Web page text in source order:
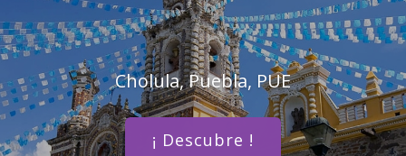
Cholula, Puebla, PUE
¡ Descubre !